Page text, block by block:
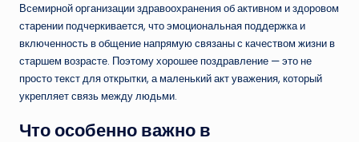
Всемирной организации здравоохранения об активном и здоровом
старении подчеркивается, что эмоциональная поддержка и
включенность в общение напрямую связаны с качеством жизни в
старшем возрасте. Поэтому хорошее поздравление — это не
просто текст для открытки, а маленький акт уважения, который
укрепляет связь между людьми.
Что особенно важно в